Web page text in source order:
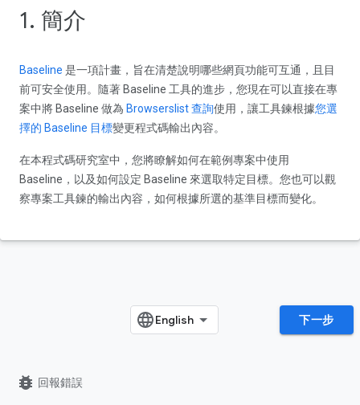
1. 簡介
Baseline 是一項計畫，旨在清楚說明哪些網頁功能可互通，且目
前可安全使用。隨著 Baseline 工具的進步，您現在可以直接在專
案中將 Baseline 做為 Browserslist 查詢使用，讓工具鍊根據您選
擇的 Baseline 目標變更程式碼輸出內容。
在本程式碼研究室中，您將瞭解如何在範例專案中使用
Baseline，以及如何設定 Baseline 來選取特定目標。您也可以觀
察專案工具鍊的輸出內容，如何根據所選的基準目標而變化。
下一步
bug_report 回報錯誤